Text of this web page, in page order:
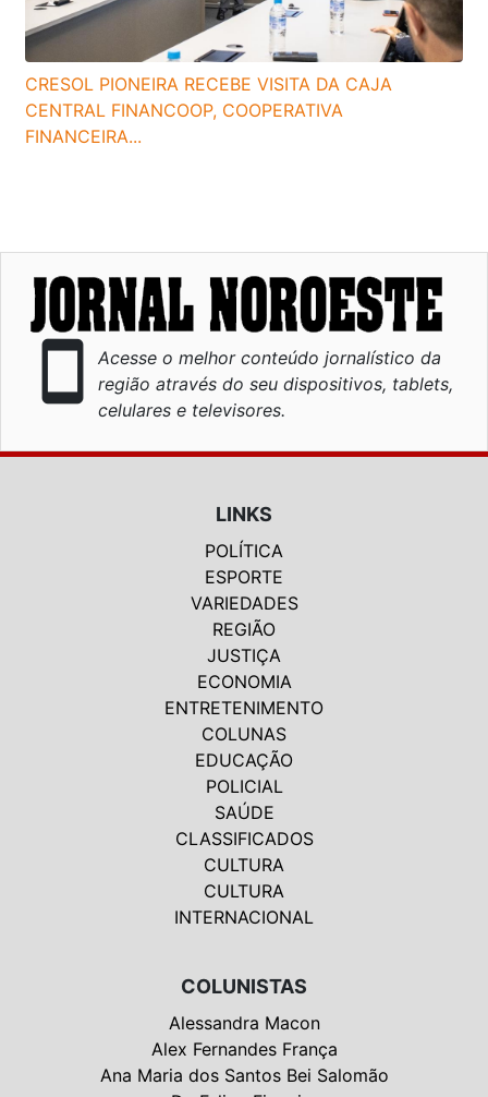
CRESOL PIONEIRA RECEBE VISITA DA CAJA
CENTRAL FINANCOOP, COOPERATIVA
FINANCEIRA...
smartphone
Acesse o melhor conteúdo jornalístico da
região através do seu dispositivos, tablets,
celulares e televisores.
LINKS
POLÍTICA
ESPORTE
VARIEDADES
REGIÃO
JUSTIÇA
ECONOMIA
ENTRETENIMENTO
COLUNAS
EDUCAÇÃO
POLICIAL
SAÚDE
CLASSIFICADOS
CULTURA
CULTURA
INTERNACIONAL
COLUNISTAS
Alessandra Macon
Alex Fernandes França
Ana Maria dos Santos Bei Salomão